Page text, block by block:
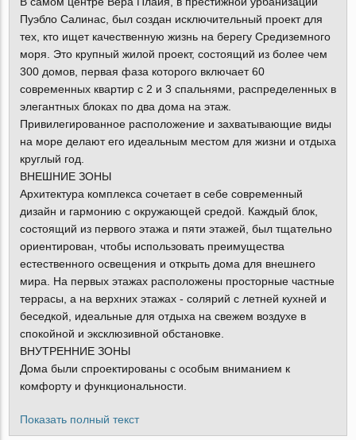
Пуэбло Салинас, был создан исключительный проект для
тех, кто ищет качественную жизнь на берегу Средиземного
моря. Это крупный жилой проект, состоящий из более чем
300 домов, первая фаза которого включает 60
современных квартир с 2 и 3 спальнями, распределенных в
элегантных блоках по два дома на этаж.
Привилегированное расположение и захватывающие виды
на море делают его идеальным местом для жизни и отдыха
круглый год.
ВНЕШНИЕ ЗОНЫ
Архитектура комплекса сочетает в себе современный
дизайн и гармонию с окружающей средой. Каждый блок,
состоящий из первого этажа и пяти этажей, был тщательно
ориентирован, чтобы использовать преимущества
естественного освещения и открыть дома для внешнего
мира. На первых этажах расположены просторные частные
террасы, а на верхних этажах - солярий с летней кухней и
беседкой, идеальные для отдыха на свежем воздухе в
спокойной и эксклюзивной обстановке.
ВНУТРЕННИЕ ЗОНЫ
Дома были спроектированы с особым вниманием к
комфорту и функциональности.
Показать полный текст